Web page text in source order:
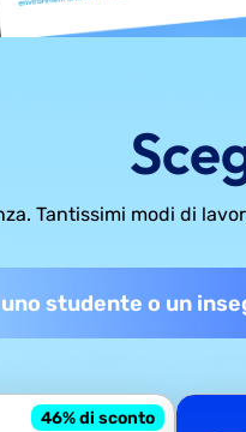
Tantissimi modi di
studente o un
46% di sconto